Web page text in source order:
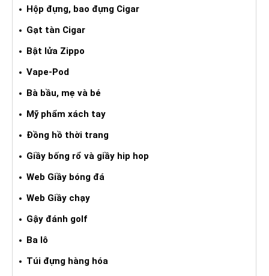
Hộp đựng, bao đựng Cigar
Gạt tàn Cigar
Bật lửa Zippo
Vape-Pod
Bà bầu, mẹ và bé
Mỹ phẩm xách tay
Đồng hồ thời trang
Giầy bống rổ và giầy hip hop
Web Giầy bóng đá
Web Giầy chạy
Gậy đánh golf
Ba lô
Túi đựng hàng hóa